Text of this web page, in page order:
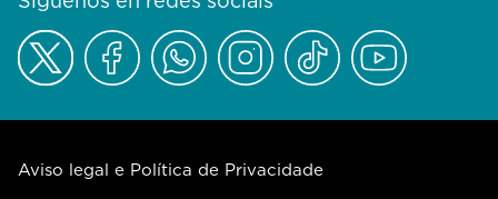
Aviso legal e Política de Privacidade